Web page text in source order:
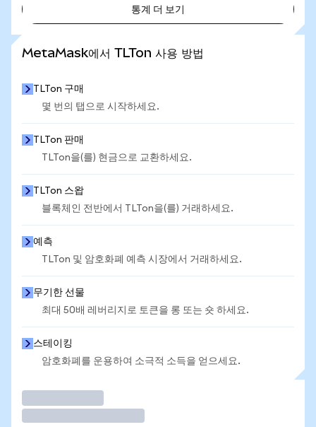
통계 더 보기
MetaMask에서 TLTon 사용 방법
TLTon 구매
몇 번의 탭으로 시작하세요.
TLTon 판매
TLTon을(를) 현금으로 교환하세요.
TLTon 스왑
블록체인 전반에서 TLTon을(를) 거래하세요.
예측
TLTon 및 암호화폐 예측 시장에서 거래하세요.
무기한 선물
최대 50배 레버리지로 토큰을 롱 또는 숏 하세요.
스테이킹
암호화폐를 운용하여 소극적 소득을 얻으세요.